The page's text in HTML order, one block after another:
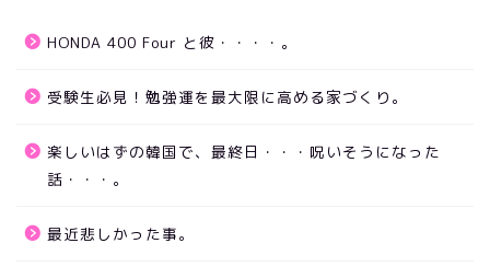
HONDA 400 Four と彼・・・・。
受験生必見！勉強運を最大限に高める家づくり。
楽しいはずの韓国で、最終日・・・呪いそうになった
話・・・。
最近悲しかった事。